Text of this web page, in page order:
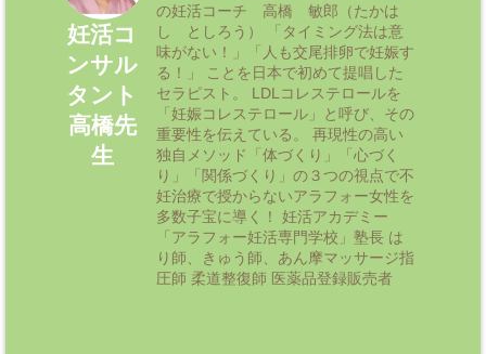
妊活コ
ンサル
タント
高橋先
生
の妊活コーチ 高橋 敏郎（たかは
し としろう） 「タイミング法は意
味がない！」「人も交尾排卵で妊娠す
る！」 ことを日本で初めて提唱した
セラピスト。 LDLコレステロールを
「妊娠コレステロール」と呼び、その
重要性を伝えている。 再現性の高い
独自メソッド「体づくり」「心づく
り」「関係づくり」の３つの視点で不
妊治療で授からないアラフォー女性を
多数子宝に導く！ 妊活アカデミー
「アラフォー妊活専門学校」塾長 は
り師、きゅう師、あん摩マッサージ指
圧師 柔道整復師 医薬品登録販売者